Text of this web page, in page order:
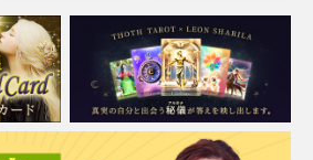
TV番組でも話題の『◯◯
の星』やプライベートな
面を見る『裏天星』他、
複数の観点から占う詳細
な天星術を再現！